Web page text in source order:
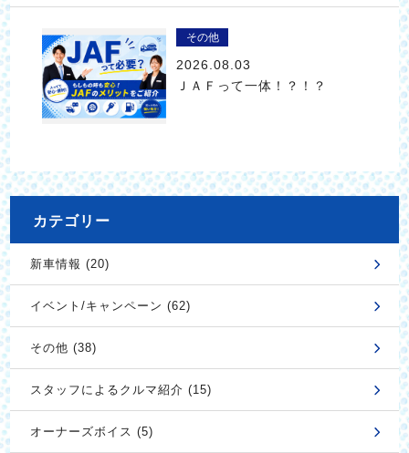
その他
2026.08.03
ＪＡＦって一体！？！？
カテゴリー
新車情報 (20)
イベント/キャンペーン (62)
その他 (38)
スタッフによるクルマ紹介 (15)
オーナーズボイス (5)